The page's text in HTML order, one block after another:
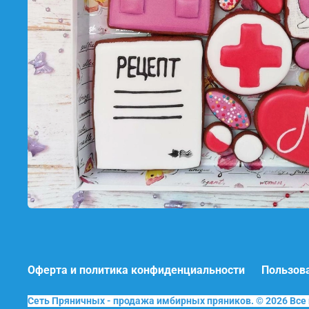
Оферта и политика конфиденциальности
Сеть Пряничных - продажа имбирных пряников. © 2026